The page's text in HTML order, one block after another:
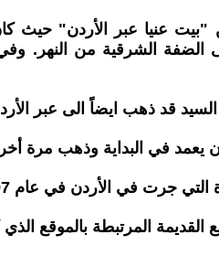
عنيا عبر الأردن" حيث
الضفة الشرقية من النهر.
السيد قد ذهب ايضاً الى عبر
يعمد في البداية وذهب مرة
جرت في الأردن في عام 1997، تم العثور
المرتبطة بالموقع الذي